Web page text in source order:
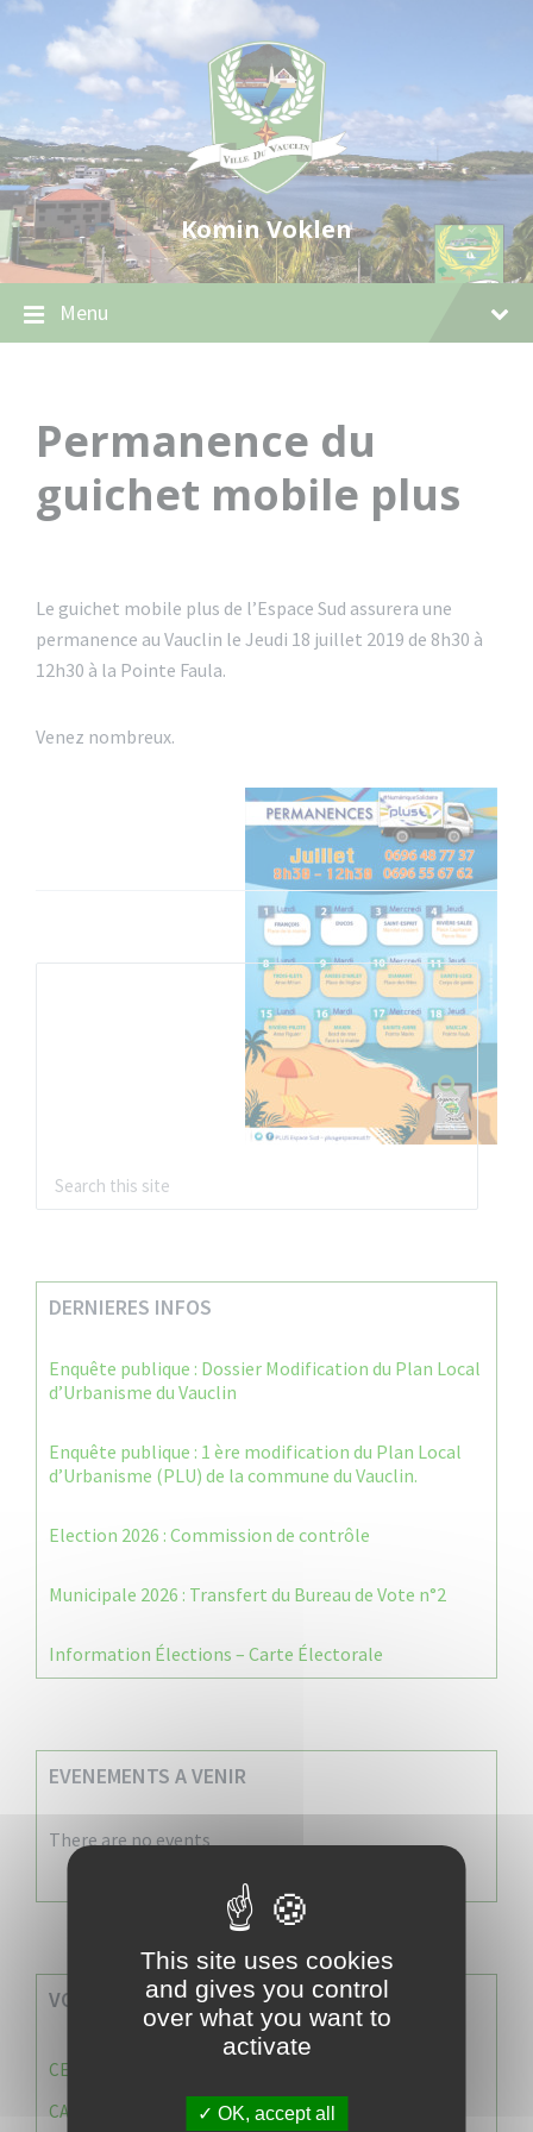
Skip
content
Skip
navigation
Skip
footer
Komin Voklen
Menu
Permanence du
guichet mobile plus
Le guichet mobile plus de l’Espace Sud assurera une
permanence au Vauclin le Jeudi 18 juillet 2019 de 8h30 à
12h30 à la Pointe Faula.
Venez nombreux.
DERNIERES INFOS
Enquête publique : Dossier Modification du Plan Local
d’Urbanisme du Vauclin
Enquête publique : 1 ère modification du Plan Local
d’Urbanisme (PLU) de la commune du Vauclin.
Election 2026 : Commission de contrôle
Municipale 2026 : Transfert du Bureau de Vote n°2
Information Élections – Carte Électorale
EVENEMENTS A VENIR
There are no events
VOS SERVICES MUNICIPAUX
CENTRE COMMUNAL D’ACTION SOCIALE (C.C.A.S)
CAISSE DES ÉCOLES
This site uses cookies
and gives you control
over what you want to
activate
OK, accept all